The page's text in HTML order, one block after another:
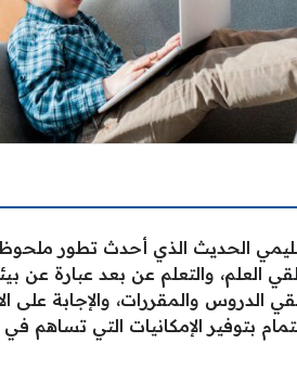
الحديث الذي أحدث تطور
والتعلم عن بعد عبارة عن
والمقررات، والإجابة على
بتوفير الإمكانيات التي تساهم في